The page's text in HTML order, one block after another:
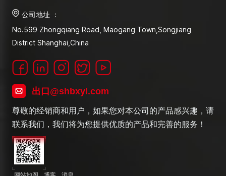
公司地址 ：
No.599 Zhongqiang Road, Maogang Town,Songjiang
District Shanghai,China
出口@shbxyl.com
尊敬的经销商和用户，如果您对本公司的产品感兴趣，请
联系我们，我们将为您提供优质的产品和完善的服务！